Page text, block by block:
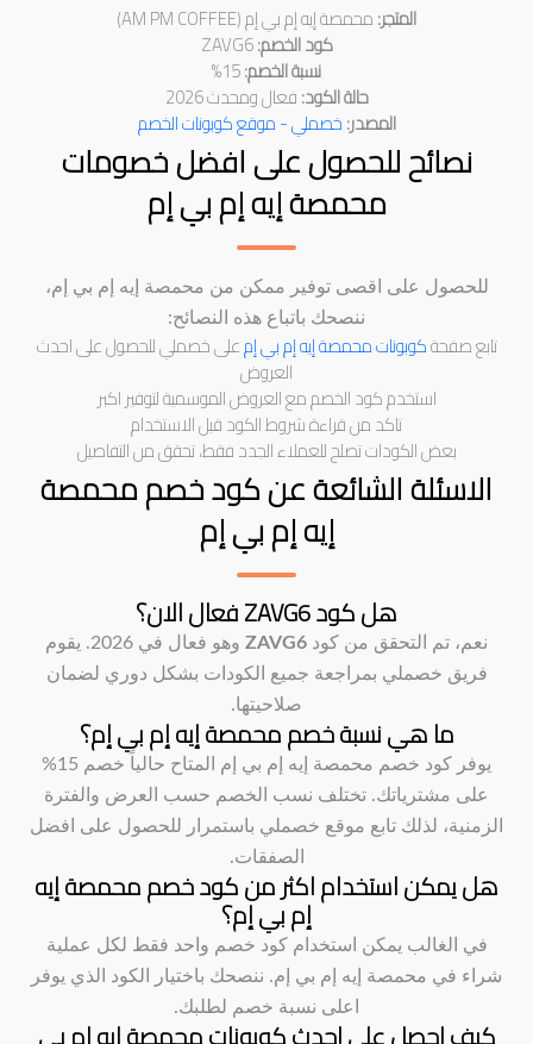
المتجر:محمصة إيه إم بي إم (AM PM COFFEE)
كود الخصم:ZAVG6
نسبة الخصم:
حالة الكود:فعال ومحدث 2026
المصدر:خصملي - موقع كوبونات الخصم
نصائح للحصول على افضل خصومات
محمصة إيه إم بي إم
للحصول على اقصى توفير ممكن من محمصة إيه إم بي إم،
ننصحك باتباع هذه النصائح:
تابع صفحةكوبونات محمصة إيه إم بي إمعلى خصملي للحصول على احدث
العروض
استخدم كود الخصم مع العروض الموسمية لتوفير اكبر
تاكد من قراءة شروط الكود قبل الاستخدام
بعض الكودات تصلح للعملاء الجدد فقط، تحقق من التفاصيل
الاسئلة الشائعة عن كود خصم محمصة
إيه إم بي إم
هل كود ZAVG6 فعال الان؟
نعم، تم التحقق من كود ZAVG6
وهو فعال في 2026. يقوم
فريق خصملي بمراجعة جميع الكودات بشكل دوري لضمان
صلاحيتها.
ما هي نسبة خصم محمصة إيه إم بي إم؟
يوفر كود خصم محمصة إيه إم بي إم المتاح حالياً خصم 15%
على مشترياتك. تختلف نسب الخصم حسب العرض والفترة
الزمنية، لذلك تابع موقع خصملي باستمرار للحصول على افضل
الصفقات.
هل يمكن استخدام اكثر من كود خصم محمصة إيه
إم بي إم؟
في الغالب يمكن استخدام كود خصم واحد فقط لكل عملية
شراء في محمصة إيه إم بي إم. ننصحك باختيار الكود الذي يوفر
اعلى نسبة خصم لطلبك.